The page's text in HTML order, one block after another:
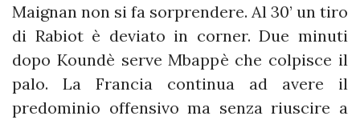
Maignan non si fa sorprendere. Al 30’ un tiro
di Rabiot è deviato in corner. Due minuti
dopo Koundè serve Mbappè che colpisce il
palo. La Francia continua ad avere il
predominio offensivo ma senza riuscire a